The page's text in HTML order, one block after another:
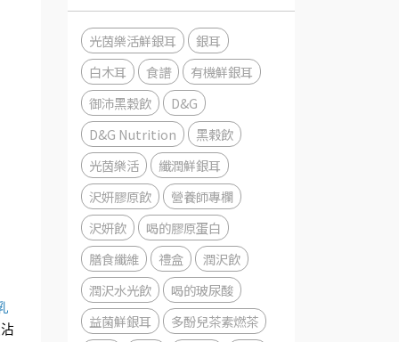
光茵樂活鮮銀耳
銀耳
白木耳
食譜
有機鮮銀耳
御沛黑穀飲
D&G
D&G Nutrition
黑榖飲
光茵樂活
纖潤鮮銀耳
沢妍膠原飲
營養師專欄
沢妍飲
喝的膠原蛋白
膳食纖維
禮盒
潤沢飲
潤沢水光飲
喝的玻尿酸
益菌鮮銀耳
多酚兒茶素燃茶